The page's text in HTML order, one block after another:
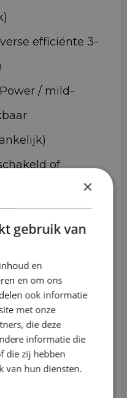
efficiënte 3-
/ mild-
of
Qashqai
tijdelijke
van capaciteit
rijgedrag, ook
×
gebruik van
en
en om ons
ook informatie
met onze
die deze
informatie die
die zij hebben
van hun diensten.